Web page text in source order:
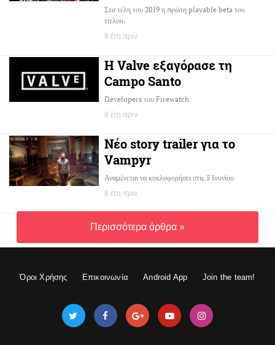
Στα τέλη του 2019 η πρώτη playable beta του
τίτλου.
8 έτη πριν
Η Valve εξαγόρασε τη
Campo Santo
Developers του Firewatch
8 έτη πριν
Νέο story trailer για το
Vampyr
Αναμένεται να κυκλοφορήσει στις 5 Ιουνίου
8 έτη πριν
Περισσότερα άρθρα »
Όροι Χρήσης Επικοινωνία Android App Join the team!